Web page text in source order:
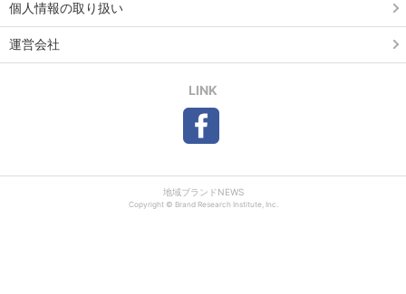
個人情報の取り扱い
運営会社
LINK
地域ブランドNEWS
Copyright © Brand Research Institute, Inc.